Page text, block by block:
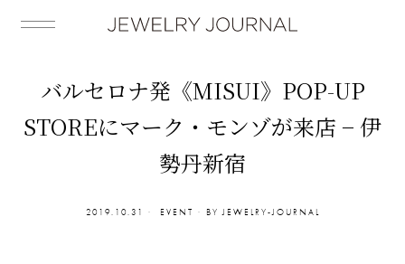
バルセロナ発《MISUI》POP-UP
STOREにマーク・モンゾが来店 − 伊
勢丹新宿
2019.10.31 EVENT BY JEWELRY-JOURNAL